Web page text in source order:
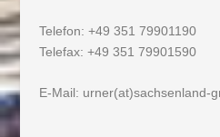
Telefon: +49 351 79901190
Telefax: +49 351 79901590
E-Mail: urner(at)sachsenland-